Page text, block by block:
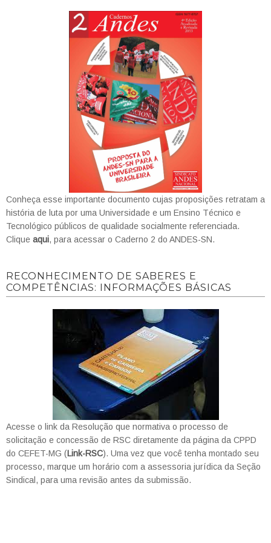
Conheça esse importante documento cujas proposições retratam a
história de luta por uma Universidade e um Ensino Técnico e
Tecnológico públicos de qualidade socialmente referenciada.
Clique aqui, para acessar o Caderno 2 do ANDES-SN.
RECONHECIMENTO DE SABERES E
COMPETÊNCIAS: INFORMAÇÕES BÁSICAS
Acesse o link da Resolução que normativa o processo de
solicitação e concessão de RSC diretamente da página da CPPD
do CEFET-MG (Link-RSC). Uma vez que você tenha montado seu
processo, marque um horário com a assessoria jurídica da Seção
Sindical, para uma revisão antes da submissão.